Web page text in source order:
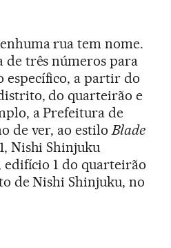
rua tem nome.
de três números para
específico, a partir do
do quarteirão e
a Prefeitura de
de ver, ao estilo Blade
Nishi Shinjuku
edifício 1 do quarteirão
de Nishi Shinjuku, no